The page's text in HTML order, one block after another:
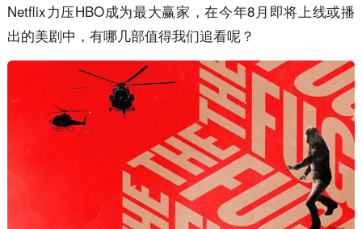
Netflix力压HBO成为最大赢家，在今年8月即将上线或播
出的美剧中，有哪几部值得我们追看呢？